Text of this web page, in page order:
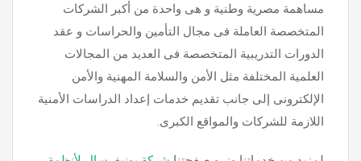
مساهمة مصرية وطنية و هى واحدة من أكبر الشركات
المتخصصة العاملة فى مجال التأمين والحراسات و عقد
الدورات التدريبية المتخصصة فى العديد من المجالات
العلمية المختلفة مثل الأمن والسلامة المهنية والأمن
الإلكترونى إلى جانب تقديم خدمات إعداد الدراسات الأمنية
اللازمة للشركات والمواقع الكبرى.